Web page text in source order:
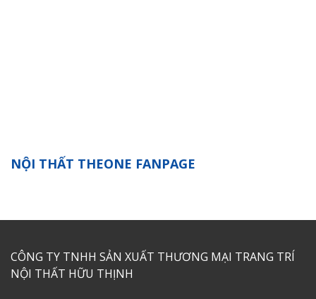
NỘI THẤT THEONE FANPAGE
CÔNG TY TNHH SẢN XUẤT THƯƠNG MẠI TRANG TRÍ
NỘI THẤT HỮU THỊNH